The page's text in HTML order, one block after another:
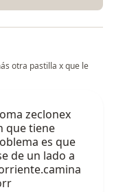
otra pastilla x que le
zeclonex
que tiene
es que
de un lado a